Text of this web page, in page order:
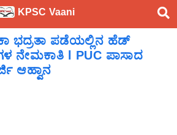
KPSC Vaani
ಭದ್ರತಾ ಪಡೆಯಲ್ಲಿನ ಹೆಡ್
ನೇಮಕಾತಿ l PUC ಪಾಸಾದ
ಆಹ್ವಾನ